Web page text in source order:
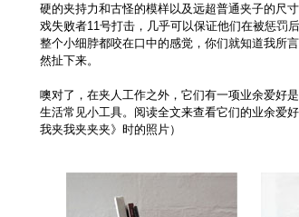
硬的夹持力和古怪的模样以及远超普通夹子的尺
戏失败者11号打击，几乎可以保证他们在被惩
整个小细脖都咬在口中的感觉，你们就知道我所
然扯下来。
噢对了，在夹人工作之外，它们有一项业余爱好
生活常见小工具。阅读全文来查看它们的业余爱
我夹我夹夹夹》时的照片）